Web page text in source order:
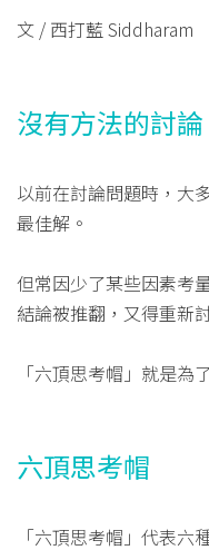
文 / 西打藍 Siddharam
沒有方法的討論
以前在討論問題時，大
最佳解。
但常因少了某些因素考
結論被推翻，又得重新
「六頂思考帽」就是為
六頂思考帽
「六頂思考帽」代表六